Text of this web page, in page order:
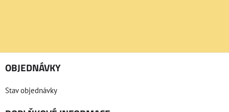
OBJEDNÁVKY
Stav objednávky